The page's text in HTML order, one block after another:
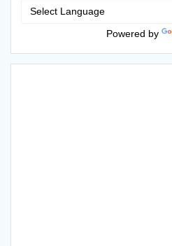
Powered by